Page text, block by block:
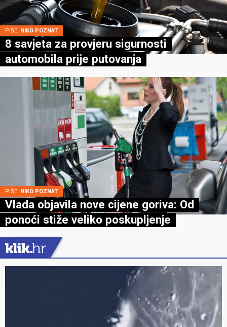
PIŠE: NIKO POZNAT
8 savjeta za provjeru sigurnosti
automobila prije putovanja
PIŠE: NIKO POZNAT
Vlada objavila nove cijene goriva: Od
ponoći stiže veliko poskupljenje